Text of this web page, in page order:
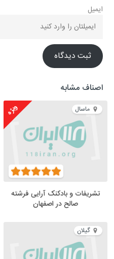
ایمیل
ثبت دیدگاه
اصناف مشابه
ماسال ویژه
تشریفات و بادکنک آرایی فرشته
صالح در اصفهان
گیلان